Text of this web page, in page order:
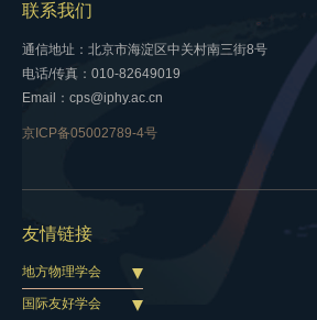
联系我们
通信地址：北京市海淀区中关村南三街8号
电话/传真：010-82649019
Email：cps@iphy.ac.cn
京ICP备05002789-4号
友情链接
地方物理学会
国际友好学会